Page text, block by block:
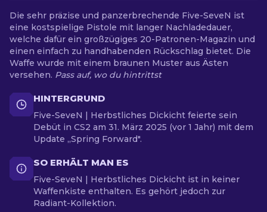
Die sehr präzise und panzerbrechende Five-SeveN ist
eine kostspielige Pistole mit langer Nachladedauer,
welche dafür ein großzügiges 20-Patronen-Magazin und
einen einfach zu handhabenden Rückschlag bietet. Die
Waffe wurde mit einem braunen Muster aus Ästen
versehen. Pass auf, wo du hintrittst
HINTERGRUND
Five-SeveN | Herbstliches Dickicht feierte sein
Debüt in CS2 am 31. März 2025 (vor 1 Jahr) mit dem
Update „Spring Forward".
SO ERHÄLT MAN ES
Five-SeveN | Herbstliches Dickicht ist in keiner
Waffenkiste enthalten. Es gehört jedoch zur
Radiant-Kollektion.